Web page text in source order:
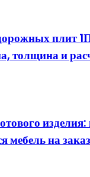
плит
толщина и
мебель на заказ